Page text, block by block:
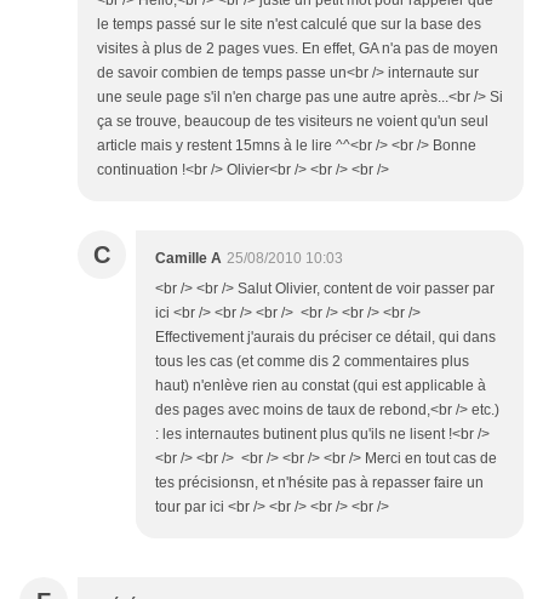
le temps passé sur le site n'est calculé que sur la base des
visites à plus de 2 pages vues. En effet, GA n'a pas de moyen
de savoir combien de temps passe un<br /> internaute sur
une seule page s'il n'en charge pas une autre après...<br /> Si
ça se trouve, beaucoup de tes visiteurs ne voient qu'un seul
article mais y restent 15mns à le lire ^^<br /> <br /> Bonne
continuation !<br /> Olivier<br /> <br /> <br />
C Camille A 25/08/2010 10:03
<br /> <br /> Salut Olivier, content de voir passer par
ici <br /> <br /> <br /> <br /> <br /> <br />
Effectivement j'aurais du préciser ce détail, qui dans
tous les cas (et comme dis 2 commentaires plus
haut) n'enlève rien au constat (qui est applicable à
des pages avec moins de taux de rebond,<br /> etc.)
: les internautes butinent plus qu'ils ne lisent !<br />
<br /> <br /> <br /> <br /> <br /> Merci en tout cas de
tes précisionsn, et n'hésite pas à repasser faire un
tour par ici <br /> <br /> <br /> <br />